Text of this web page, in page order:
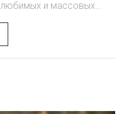
и массовых